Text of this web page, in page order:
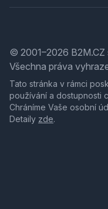
© 2001–2026 B2M.CZ
Všechna práva
Tato stránka v rámci
používání a dostupnosti
Chráníme Vaše osobní
Detaily zde.